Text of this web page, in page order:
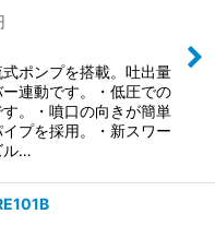
ポンプを搭載。吐出量
連動です。・低圧での
。・噴口の向きが簡単
プを採用。・新スワー
ル…